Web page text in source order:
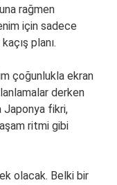
rağmen
için sadece
planı.
çoğunlukla ekran
derken
Japonya fikri,
ritmi gibi
olacak. Belki bir